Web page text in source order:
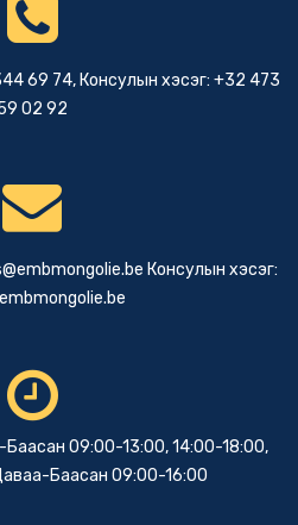
69 74, Консулын хэсэг: +32 473
02 92
Консулын хэсэг:
09:00-13:00, 14:00-18:00,
Баасан 09:00-16:00